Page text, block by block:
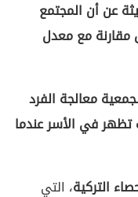
عن أن المجتمع
مقارنة مع معدل
معالجة الفرد
تظهر في الأسر عندما
التركية، التي